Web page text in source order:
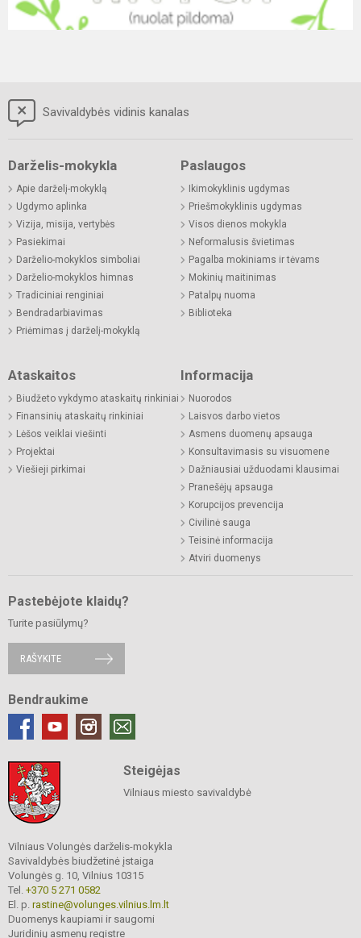
Savivaldybės vidinis kanalas
Darželis-mokykla
Apie darželį-mokyklą
Ugdymo aplinka
Vizija, misija, vertybės
Pasiekimai
Darželio-mokyklos simboliai
Darželio-mokyklos himnas
Tradiciniai renginiai
Bendradarbiavimas
Priėmimas į darželį-mokyklą
Paslaugos
Ikimokyklinis ugdymas
Priešmokyklinis ugdymas
Visos dienos mokykla
Neformalusis švietimas
Pagalba mokiniams ir tėvams
Mokinių maitinimas
Patalpų nuoma
Biblioteka
Ataskaitos
Biudžeto vykdymo ataskaitų rinkiniai
Finansinių ataskaitų rinkiniai
Lėšos veiklai viešinti
Projektai
Viešieji pirkimai
Informacija
Nuorodos
Laisvos darbo vietos
Asmens duomenų apsauga
Konsultavimasis su visuomene
Dažniausiai užduodami klausimai
Pranešėjų apsauga
Korupcijos prevencija
Civilinė sauga
Teisinė informacija
Atviri duomenys
Pastebėjote klaidų?
Turite pasiūlymų?
RAŠYKITE
Bendraukime
Steigėjas
Vilniaus miesto savivaldybė
Vilniaus Volungės darželis-mokykla
Savivaldybės biudžetinė įstaiga
Volungės g. 10, Vilnius 10315
Tel. +370 5 271 0582
El. p. rastine@volunges.vilnius.lm.lt
Duomenys kaupiami ir saugomi
Juridinių asmenų registre